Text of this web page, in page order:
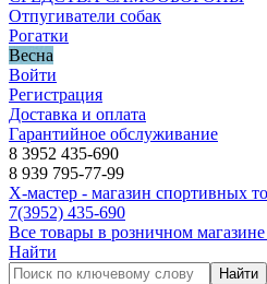
Отпугиватели собак
Рогатки
Весна
Войти
Регистрация
Доставка и оплата
Гарантийное обслуживание
8 3952 435-690
8 939 795-77-99
Х-мастер - магазин спортивных
7(3952) 435-690
Все товары в розничном
Найти
Найти